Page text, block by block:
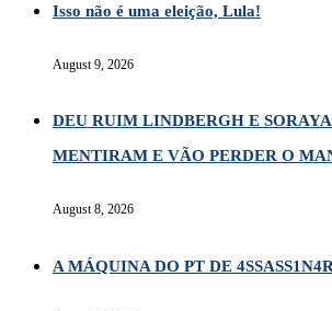
Isso não é uma eleição, Lula!
August 9, 2026
DEU RUIM LINDBERGH E
MENTIRAM E VÃO PERDER O
August 8, 2026
A MÁQUINA DO PT DE